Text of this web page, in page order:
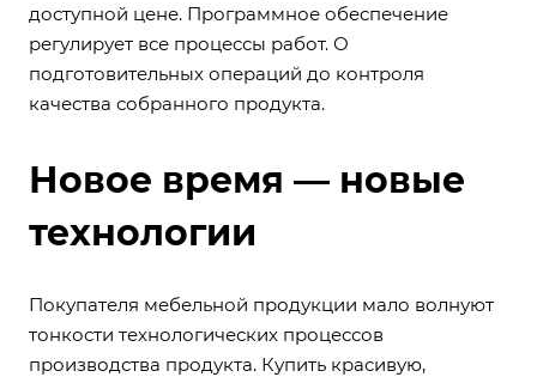
доступной цене. Программное обеспечение
регулирует все процессы работ. О
подготовительных операций до контроля
качества собранного продукта.
Новое время — новые
технологии
Покупателя мебельной продукции мало волнуют
тонкости технологических процессов
производства продукта. Купить красивую,